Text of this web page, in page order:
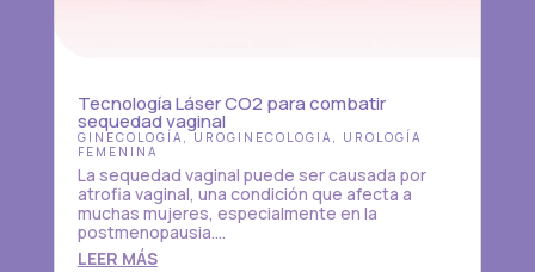
Tecnología Láser CO2 para combatir
sequedad vaginal
GINECOLOGÍA , UROGINECOLOGIA , UROLOGÍA
FEMENINA
La sequedad vaginal puede ser causada por
atrofia vaginal, una condición que afecta a
muchas mujeres, especialmente en la
postmenopausia....
LEER MÁS